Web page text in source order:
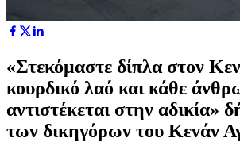
«Στεκόμαστε δίπλα στον
κουρδικό λαό και κάθε
αντιστέκεται στην αδικία»
των δικηγόρων του Κενάν